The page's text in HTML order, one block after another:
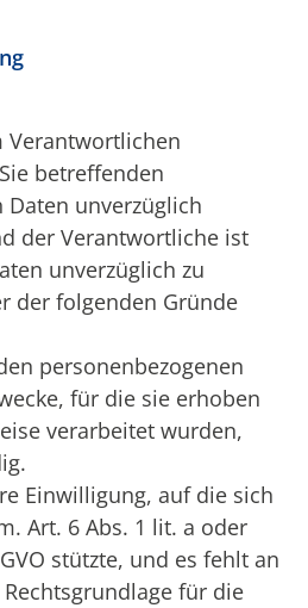
Verantwortlichen
betreffenden
Daten unverzüglich
der Verantwortliche ist
unverzüglich zu
der folgenden Gründe
personenbezogenen
für die sie erhoben
verarbeitet wurden,
Einwilligung, auf die sich
Art. 6 Abs. 1 lit. a oder
stützte, und es fehlt an
für die